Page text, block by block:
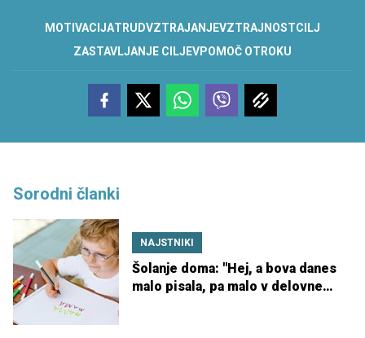
MOTIVACIJATRUDVZTRAJANJEVZTRAJNOSTCILJ
ZASTAVLJANJE CILJEVPOMOČ OTROKU
Sorodni članki
NAJSTNIKI
Šolanje doma: ''Hej, a bova danes
malo pisala, pa malo v delovne